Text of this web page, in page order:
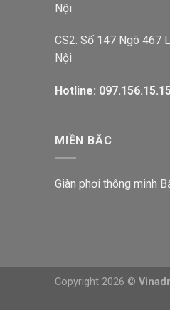
Nội
CS2: Số 147 Ngõ 467
Nội
Hotline:
MIỀN BẮC
Giàn phơi thông minh
Copyright 2026 ©